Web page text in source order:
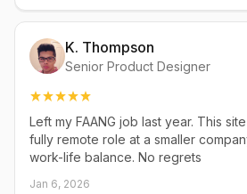
K. Thompson
Senior Product Designer
Left my FAANG job last year. This
fully remote role at a smaller
work-life balance. No regrets
Jan 6, 2026